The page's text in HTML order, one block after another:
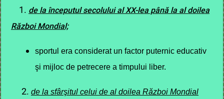
1. de la începutul secolului al XX-lea până la al doilea
Război Mondial;
sportul era considerat un factor puternic educativ
şi mijloc de petrecere a timpului liber.
de la sfârşitul celui de al doilea Război Mondial